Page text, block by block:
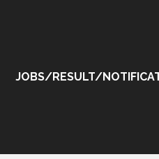
JOBS/RESULT/